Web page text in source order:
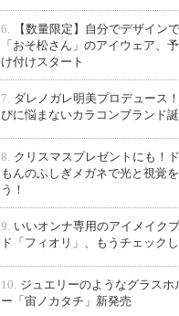
6.
【数量限定】自分でデザイン
「おそ松さん」のアイウェア、
け付けスタート
7. ダレノガレ明美プロデュース
びに悩まないカラコンブランド
8. クリスマスプレゼントにも！
もんのふしぎメガネで光と視覚
う！
9. いいオンナ専用のアイメイク
ド「フィオリ」、もうチェック
10. ジュエリーのようなグラスホ
ー「宙ノカタチ」新発売